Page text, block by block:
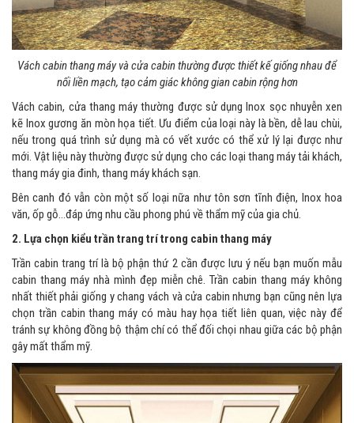
Vách cabin thang máy và cửa cabin thường được thiết kế giống nhau để
nối liền mạch, tạo cảm giác không gian cabin rộng hơn
Vách cabin, cửa thang máy thường được sử dụng Inox sọc nhuyễn xen
kẽ Inox gương ăn mòn họa tiết. Ưu điểm của loại này là bền, dễ lau chùi,
nếu trong quá trình sử dụng mà có vết xước có thể xử lý lại được như
mới. Vật liệu này thường được sử dụng cho các loại thang máy tải khách,
thang máy gia đinh, thang máy khách sạn.
Bên canh đó vẫn còn một số loại nữa như tôn sơn tĩnh điện, Inox hoa
văn, ốp gỗ…đáp ứng nhu cầu phong phú về thẩm mỹ của gia chủ.
2. Lựa chọn kiểu trần trang trí trong cabin thang máy
Trần cabin trang trí là bộ phận thứ 2 cần được lưu ý nếu bạn muốn mẫu
cabin thang máy nhà mình đẹp miễn chê. Trần cabin thang máy không
nhất thiết phải giống y chang vách và cửa cabin nhưng bạn cũng nên lựa
chọn trần cabin thang máy có màu hay họa tiết liên quan, việc này để
tránh sự không đồng bộ thậm chí có thể đối chọi nhau giữa các bộ phận
gây mất thẩm mỹ.